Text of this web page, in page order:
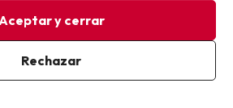
Ya estoy suscrito
leído y estar de acuerdo con la
© Buscounchollo.com 2010 -
y cerrar
Rechazar